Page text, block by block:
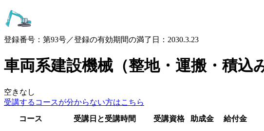
登録番号：第93号／登録の有効期間の満了日：2030.3.23
車両系建設機械（整地・運搬・積込
空きなし
受講するコースが分からない方はこちら
コース
受講日と受講時間 受講資格 助成金 給付金